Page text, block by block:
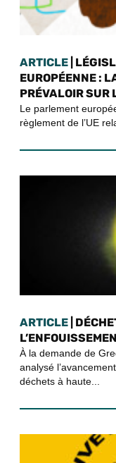
ARTICLE |
EUROPÉENNE :
PRÉVALOIR SUR
Le parlement
règlement de l’UE
ARTICLE |
À la demande de
analysé
déchets à haute...